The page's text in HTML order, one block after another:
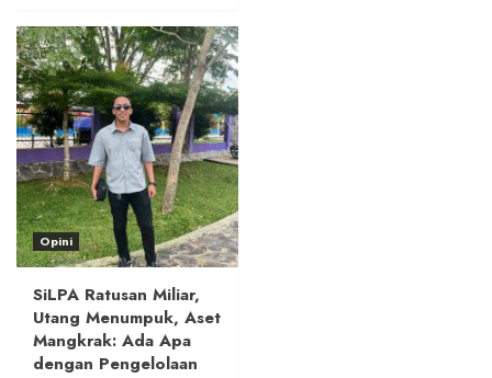
Opini
SiLPA Ratusan Miliar,
Utang Menumpuk, Aset
Mangkrak: Ada Apa
dengan Pengelolaan